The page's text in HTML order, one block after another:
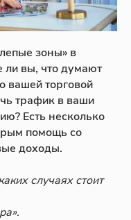
зоны» в
ли вы, что думают
вашей торговой
трафик в ваши
Есть несколько
помощь со
доходы.
случаях стоит